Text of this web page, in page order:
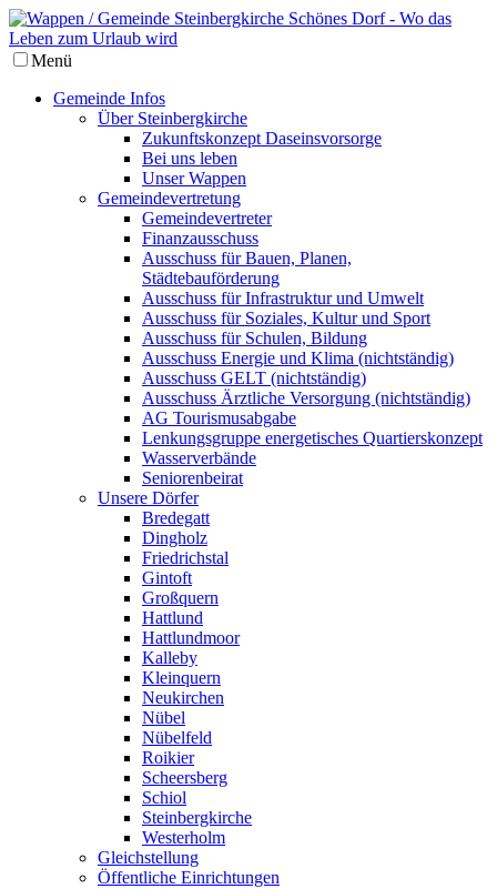
Menü
Gemeinde Infos
Über Steinbergkirche
Zukunftskonzept Daseinsvorsorge
Bei uns leben
Unser Wappen
Gemeindevertretung
Gemeindevertreter
Finanzausschuss
Ausschuss für Bauen, Planen,
Städtebauförderung
Ausschuss für Infrastruktur und Umwelt
Ausschuss für Soziales, Kultur und Sport
Ausschuss für Schulen, Bildung
Ausschuss Energie und Klima (nichtständig)
Ausschuss GELT (nichtständig)
Ausschuss Ärztliche Versorgung (nichtständig)
AG Tourismusabgabe
Lenkungsgruppe energetisches Quartierskonzept
Wasserverbände
Seniorenbeirat
Unsere Dörfer
Bredegatt
Dingholz
Friedrichstal
Gintoft
Großquern
Hattlund
Hattlundmoor
Kalleby
Kleinquern
Neukirchen
Nübel
Nübelfeld
Roikier
Scheersberg
Schiol
Steinbergkirche
Westerholm
Gleichstellung
Öffentliche Einrichtungen